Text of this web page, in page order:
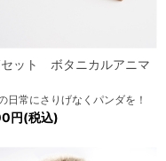
ット ボタニカルアニマ
日常にさりげなくパンダを！
円(税込)